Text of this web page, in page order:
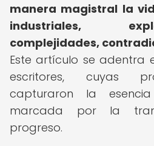
manera magistral la
industriales,
complejidades,
Este artículo se adentra
escritores, cuyas
capturaron la
marcada por la
progreso.